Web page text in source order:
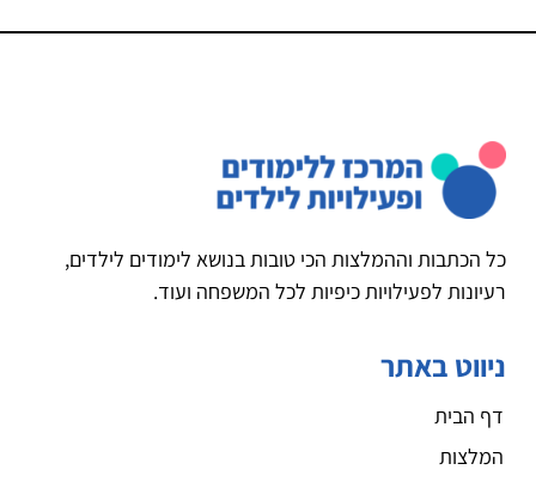
כל הכתבות וההמלצות הכי טובות בנושא לימודים לילדים,
רעיונות לפעילויות כיפיות לכל המשפחה ועוד.
ניווט באתר
דף הבית
המלצות